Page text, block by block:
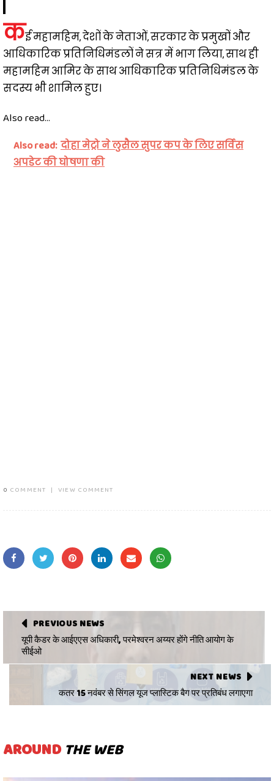
कई महामहिम, देशों के नेताओं, सरकार के प्रमुखों और
आधिकारिक प्रतिनिधिमंडलों ने सत्र में भाग लिया, साथ ही
महामहिम आमिर के साथ आधिकारिक प्रतिनिधिमंडल के
सदस्य भी शामिल हुए।
Also read...
Also read: दोहा मेट्रो ने लुसैल सुपर कप के लिए सर्विस
अपडेट की घोषणा की
0 COMMENT | VIEW COMMENT
PREVIOUS NEWS
यूपी कैडर के आईएएस अधिकारी, परमेश्वरन अय्यर होंगे नीति आयोग के
सीईओ
NEXT NEWS
कतर 15 नवंबर से सिंगल यूज प्लास्टिक बैग पर प्रतिबंध लगाएगा
AROUND THE WEB